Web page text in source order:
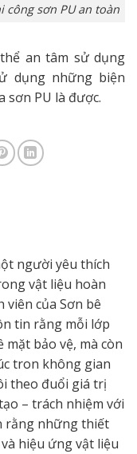
công sơn PU an toàn
an tâm sử dụng
dụng những biện
sơn PU là được.
người yêu thích
vật liệu hoàn
viên của Sơn bê
tin rằng mỗi lớp
bảo vệ, mà còn
tron không gian
theo đuổi giá trị
– trách nhiệm với
rằng những thiết
hiệu ứng vật liệu